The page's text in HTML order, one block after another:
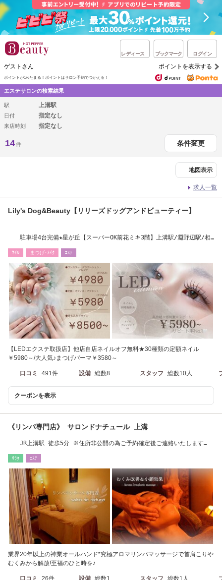
レディース ブックマーク ログイン
ゲストさん ポイントを表示する
ポイントが1%たまる！ ポイントはサロン予約でつかえる！
エステサロンの検索結果
駅 上溝駅
日付 指定なし
来店時刻 指定なし
14件 条件変更
地図表示
求人一覧
Lily's Dog&Beauty【リリーズドッグアンドビューティー】
駐車場4台完備★星が丘【スーパーOK前花ミキ3階】上溝駅/淵野辺駅/相
ﾈｲﾙ まつげ･ﾒｲｸ ｴｽﾃ
【LEDエクステ取扱店】他店自店ネイルオフ無料★30種類の定額ネイル
￥5980～/大人気♪まつげパーマ￥3580～
口コミ 491件 設備 総数8 スタッフ 総数10人
クーポンを表示
《リンパ専門店》 サロンドナチュール 上溝
JR上溝駅 徒歩5分 ※住所非公開の為ご予約確定後ご連絡いたします
ﾘﾗｸ ｴｽﾃ
業界20年以上の神業オールハンド*究極アロマリンパマッサージで首肩こりや
むくみから解放!至福のひと時を♪